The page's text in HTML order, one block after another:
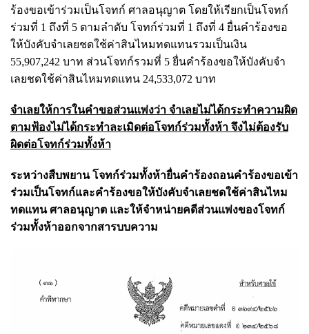
ร้องขอเข้าร่วมเป็นโจทก์ ศาลอนุญาต โดยให้เรียกเป็นโจทก์
ร่วมที่ 1 ถึงที่ 5 ตามลําดับ โจทก์ร่วมที่ 1 ถึงที่ 4 ยื่นคําร้องขอ
ให้บังคับจําเลยชดใช้ค่าสินไหมทดแทนรวมเป็นเงิน
55,907,242 บาท ส่วนโจทก์รวมที่ 5 ยื่นคําร้องขอให้บังคับจํา
เลยชดใช้ค่าสินไหมทดแทน 24,533,072 บาท
จําเลยให้การในคําขอส่วนแพ่งว่า จําเลยไม่ได้กระทําความผิด
ตามฟ้องไม่ได้กระทําละเมิดต่อโจทก์ร่วมทั้งห้า จึงไม่ต้องรับ
ผิดต่อโจทก์ร่วมทั้งห้า
ระหว่างสืบพยาน โจทก์ร่วมทั้งห้ายื่นคําร้องถอนคําร้องขอเข้า
ร่วมเป็นโจทก์และคําร้องขอให้บังคับจําเลยชดใช้ค่าสินไหม
ทดแทน ศาลอนุญาต และให้จําหน่ายคดีส่วนแพ่งของโจทก์
ร่วมทั้งห้าออกจากสารบบความ